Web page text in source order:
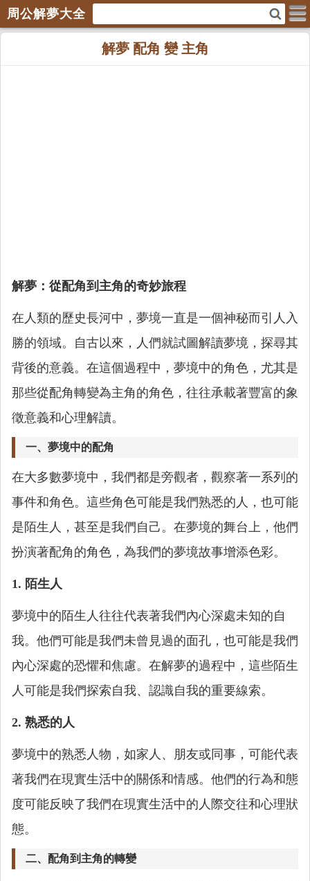
周公解夢大全
解夢 配角 變 主角
解夢：從配角到主角的奇妙旅程
在人類的歷史長河中，夢境一直是一個神秘而引人入
勝的領域。自古以來，人們就試圖解讀夢境，探尋其
背後的意義。在這個過程中，夢境中的角色，尤其是
那些從配角轉變為主角的角色，往往承載著豐富的象
徵意義和心理解讀。
一、夢境中的配角
在大多數夢境中，我們都是旁觀者，觀察著一系列的
事件和角色。這些角色可能是我們熟悉的人，也可能
是陌生人，甚至是我們自己。在夢境的舞台上，他們
扮演著配角的角色，為我們的夢境故事增添色彩。
1. 陌生人
夢境中的陌生人往往代表著我們內心深處未知的自
我。他們可能是我們未曾見過的面孔，也可能是我們
內心深處的恐懼和焦慮。在解夢的過程中，這些陌生
人可能是我們探索自我、認識自我的重要線索。
2. 熟悉的人
夢境中的熟悉人物，如家人、朋友或同事，可能代表
著我們在現實生活中的關係和情感。他們的行為和態
度可能反映了我們在現實生活中的人際交往和心理狀
態。
二、配角到主角的轉變